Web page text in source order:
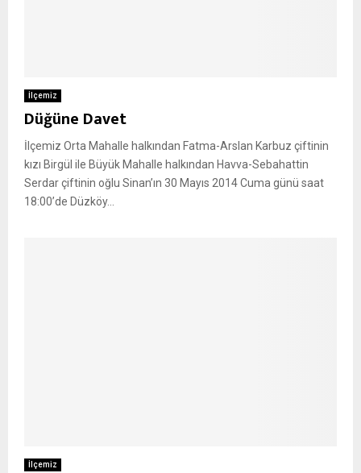
İlçemiz
Düğüne Davet
İlçemiz Orta Mahalle halkından Fatma-Arslan Karbuz çiftinin
kızı Birgül ile Büyük Mahalle halkından Havva-Sebahattin
Serdar çiftinin oğlu Sinan’ın 30 Mayıs 2014 Cuma günü saat
18:00’de Düzköy...
İlçemiz